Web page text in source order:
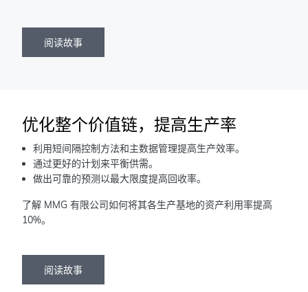
阅读故事
优化整个价值链，提高生产率
利用短间隔控制方法和主数据管理提高生产效率。
通过更好的计划来平衡供需。
做出可靠的预测以最大限度提高回收率。
了解 MMG 有限公司如何将其各生产基地的资产利用率提高
10%。
阅读故事